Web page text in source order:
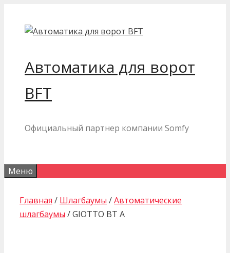
содержимому
Автоматика для ворот
BFT
Официальный партнер компании Somfy
Меню
Главная / Шлагбаумы /Автоматические
шлагбаумы / GIOTTO BT A